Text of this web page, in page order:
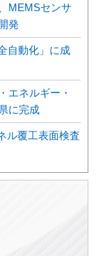
MEMSセンサ
発
自動化」に成
エネルギー・
に完成
ル覆工表面検査